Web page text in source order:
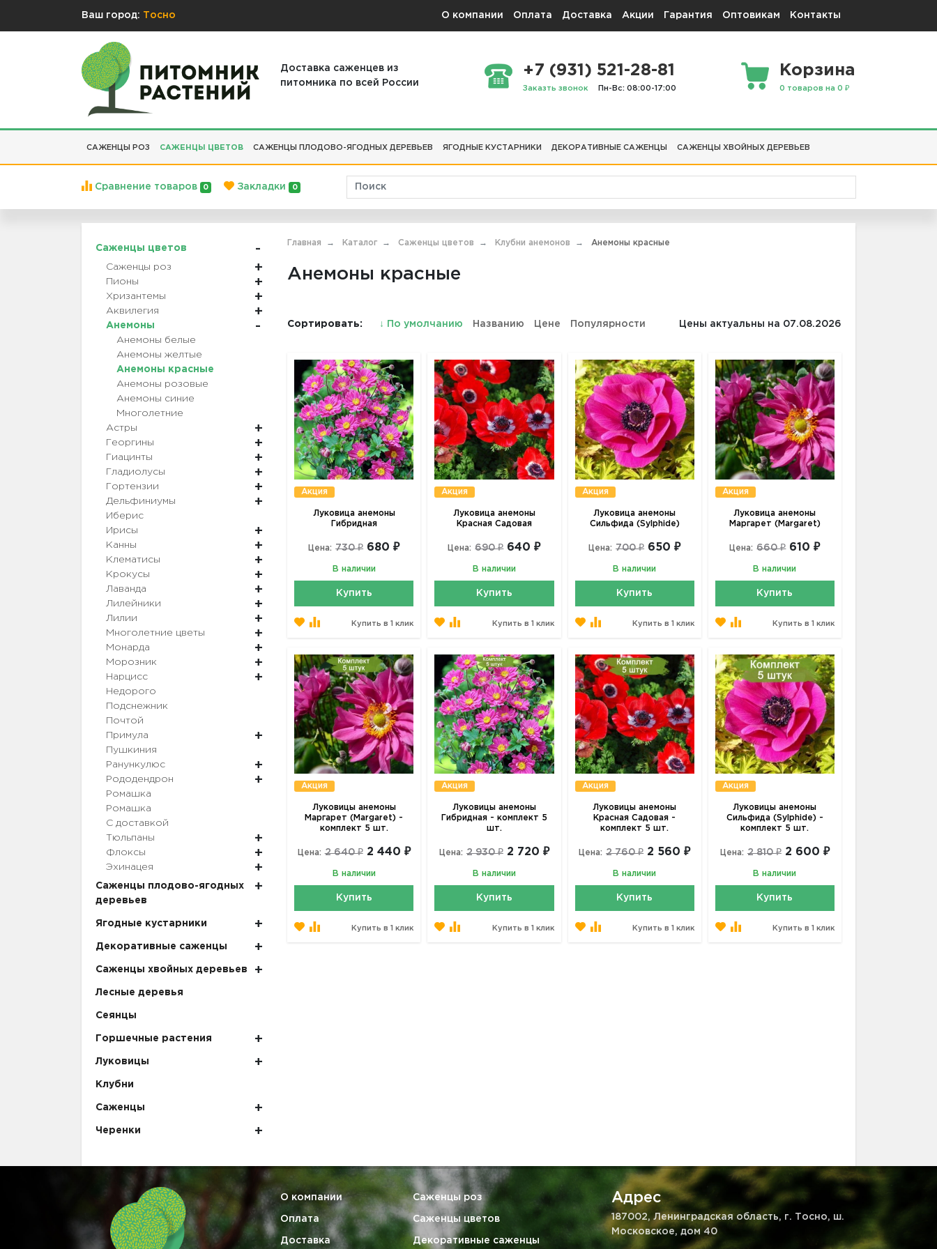
Ваш город: Тосно О компании Оплата Доставка Акции Гарантия Оптовикам Контакты
Доставка саженцев из
питомника по всей России
+7 (931) 521-28-81
Заказть звонок Пн-Вс: 08:00-17:00
Корзина
0 товаров на 0 ₽
САЖЕНЦЫ РОЗ САЖЕНЦЫ ЦВЕТОВ САЖЕНЦЫ ПЛОДОВО-ЯГОДНЫХ ДЕРЕВЬЕВ ЯГОДНЫЕ КУСТАРНИКИ ДЕКОРАТИВНЫЕ САЖЕНЦЫ САЖЕНЦЫ ХВОЙНЫХ ДЕРЕВЬЕВ
Сравнение товаров 0 Закладки 0
Саженцы цветов
Саженцы роз
Пионы
Хризантемы
Аквилегия
Анемоны
Анемоны белые
Анемоны желтые
Анемоны красные
Анемоны розовые
Анемоны синие
Многолетние
Астры
Георгины
Гиацинты
Гладиолусы
Гортензии
Дельфиниумы
Иберис
Ирисы
Канны
Клематисы
Крокусы
Лаванда
Лилейники
Лилии
Многолетние цветы
Монарда
Морозник
Нарцисс
Недорого
Подснежник
Почтой
Примула
Пушкиния
Ранункулюс
Рододендрон
Ромашка
Ромашка
С доставкой
Тюльпаны
Флоксы
Эхинацея
Саженцы плодово-ягодных
деревьев
Ягодные кустарники
Декоративные саженцы
Саженцы хвойных деревьев
Лесные деревья
Сеянцы
Горшечные растения
Луковицы
Клубни
Саженцы
Черенки
Главная Каталог Саженцы цветов Клубни анемонов Анемоны красные
Анемоны красные
Сортировать: ↓ По умолчанию Названию Цене Популярности Цены актуальны на 07.08.2026
Акция
Луковица анемоны
Гибридная
Цена: 730 ₽ 680 ₽
В наличии
Купить
Купить в 1 клик
Акция
Луковица анемоны
Красная Садовая
Цена: 690 ₽ 640 ₽
В наличии
Купить
Купить в 1 клик
Акция
Луковица анемоны
Сильфида (Sylphide)
Цена: 700 ₽ 650 ₽
В наличии
Купить
Купить в 1 клик
Акция
Луковица анемоны
Маргарет (Margaret)
Цена: 660 ₽ 610 ₽
В наличии
Купить
Купить в 1 клик
Акция
Луковицы анемоны
Маргарет (Margaret) -
комплект 5 шт.
Цена: 2 640 ₽ 2 440 ₽
В наличии
Купить
Купить в 1 клик
Акция
Луковицы анемоны
Гибридная - комплект 5
шт.
Цена: 2 930 ₽ 2 720 ₽
В наличии
Купить
Купить в 1 клик
Акция
Луковицы анемоны
Красная Садовая -
комплект 5 шт.
Цена: 2 760 ₽ 2 560 ₽
В наличии
Купить
Купить в 1 клик
Акция
Луковицы анемоны
Сильфида (Sylphide) -
комплект 5 шт.
Цена: 2 810 ₽ 2 600 ₽
В наличии
Купить
Купить в 1 клик
О компании
Оплата
Доставка
Саженцы роз
Саженцы цветов
Декоративные саженцы
Адрес
187002, Ленинградская область, г. Тосно, ш.
Московское, дом 40